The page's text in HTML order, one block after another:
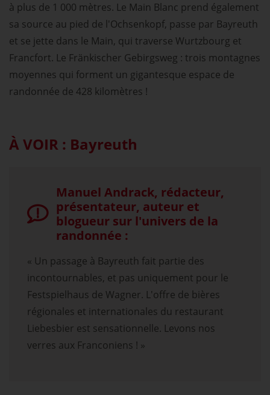
à plus de 1 000 mètres. Le Main Blanc prend également
sa source au pied de l'Ochsenkopf, passe par Bayreuth
et se jette dans le Main, qui traverse Wurtzbourg et
Francfort. Le Fränkischer Gebirgsweg : trois montagnes
moyennes qui forment un gigantesque espace de
randonnée de 428 kilomètres !
À VOIR : Bayreuth
Manuel Andrack, rédacteur,
présentateur, auteur et
blogueur sur l'univers de la
randonnée :
« Un passage à Bayreuth fait partie des
incontournables, et pas uniquement pour le
Festspielhaus de Wagner. L'offre de bières
régionales et internationales du restaurant
Liebesbier est sensationnelle. Levons nos
verres aux Franconiens ! »